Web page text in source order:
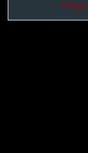
Twilight